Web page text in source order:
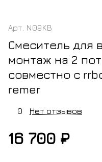
Арт. N09KB
Смеситель для
монтаж на 2
совместно с
remer
0 Нет отзывов
16 700 ₽